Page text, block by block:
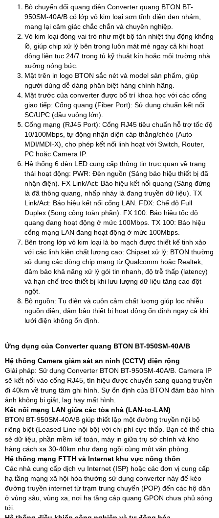
Bộ chuyển đổi quang điện Converter quang BTON BT-
950SM-40A/B có lớp vỏ kim loại sơn tĩnh điện đen nhám,
mang lại cảm giác chắc chắn và chuyên nghiệp.
Vỏ kim loại đóng vai trò như một bộ tản nhiệt thụ động khổng
lồ, giúp chip xử lý bên trong luôn mát mẻ ngay cả khi hoạt
động liên tục 24/7 trong tủ kỹ thuật kín hoặc môi trường nhà
xưởng nóng bức.
Mặt trên in logo BTON sắc nét và model sản phẩm, giúp
người dùng dễ dàng phân biệt hàng chính hãng.
Mặt trước của converter được bố trí khoa học với các cổng
giao tiếp: Cổng quang (Fiber Port): Sử dụng chuẩn kết nối
SC/UPC (đầu vuông lớn).
Cổng mạng (RJ45 Port): Cổng RJ45 tiêu chuẩn hỗ trợ tốc độ
10/100Mbps, tự động nhận diện cáp thẳng/chéo (Auto
MDI/MDI-X), cho phép kết nối linh hoạt với Switch, Router,
PC hoặc Camera IP.
Hệ thống 6 đèn LED cung cấp thông tin trực quan về trạng
thái hoạt động: PWR: Đèn nguồn (Sáng báo hiệu thiết bị đã
nhận điện). FX Link/Act: Báo hiệu kết nối quang (Sáng đứng
là đã thông quang, nhấp nháy là đang truyền dữ liệu). TX
Link/Act: Báo hiệu kết nối cổng LAN. FDX: Chế độ Full
Duplex (Song công toàn phần). FX 100: Báo hiệu tốc độ
quang đang hoạt động ở mức 100Mbps. TX 100: Báo hiệu
cổng mạng LAN đang hoạt động ở mức 100Mbps.
Bên trong lớp vỏ kim loại là bo mạch được thiết kế tinh xảo
với các linh kiện chất lượng cao: Chipset xử lý: BTON thường
sử dụng các dòng chip mạng từ Qualcomm hoặc Realtek,
đảm bảo khả năng xử lý gói tin nhanh, độ trễ thấp (latency)
và hạn chế treo thiết bị khi lưu lượng dữ liệu tăng cao đột
ngột.
Bộ nguồn: Tụ điện và cuộn cảm chất lượng giúp lọc nhiễu
nguồn điện, đảm bảo thiết bị hoạt động ổn định ngay cả khi
lưới điện không ổn định.
Ứng dụng của Converter quang BTON BT-950SM-40A/B
Hệ thống Camera giám sát an ninh (CCTV) diện rộng
Giải pháp: Sử dụng Converter BTON BT-950SM-40A/B. Camera IP
sẽ kết nối vào cổng RJ45, tín hiệu được chuyển sang quang truyền
đi 40km về trung tâm ghi hình. Sự ổn định của BTON đảm bảo hình
ảnh không bị giật, lag hay mất hình.​
Kết nối mạng LAN giữa các tòa nhà (LAN-to-LAN)
BTON BT-950SM-40A/B giúp thiết lập một đường truyền nội bộ
riêng biệt (Leased Line nội bộ) với chi phí cực thấp. Bạn có thể chia
sẻ dữ liệu, phần mềm kế toán, máy in giữa trụ sở chính và kho
hàng cách xa 30-40km như đang ngồi cùng một văn phòng.
Hệ thống mạng FTTH và Internet khu vực nông thôn
Các nhà cung cấp dịch vụ Internet (ISP) hoặc các đơn vị cung cấp
hạ tầng mạng xã hội hóa thường sử dụng converter này để kéo
đường truyền internet từ trạm trung chuyển (POP) đến các hộ dân
ở vùng sâu, vùng xa, nơi hạ tầng cáp quang GPON chưa phủ sóng
tới.